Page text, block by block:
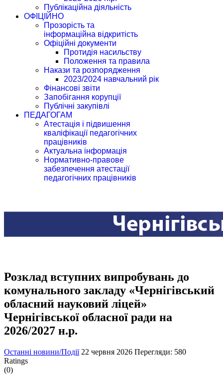
Публікаційна діяльність
ОФІЦІЙНО
Прозорість та
інформаційна відкритість
Офіційні документи
Протидія насильству
Положення та правила
Накази та розпорядження
2023/2024 навчальний рік
Фінансові звіти
Запобігання корупції
Публічні закупівлі
ПЕДАГОГАМ
Атестація і підвишення
кваліфікації педагогічних
працівників
Актуальна інформація
Нормативно-правове
забезпечення атестації
педагогічних працівників
Розклад вступних випробувань до
комунального закладу «Чернігівський
обласний науковий ліцей»
Чернігівської обласної ради на
2026/2027 н.р.
Останні новини/Події 22 червня 2026 Перегляди: 580
Ratings
(0)